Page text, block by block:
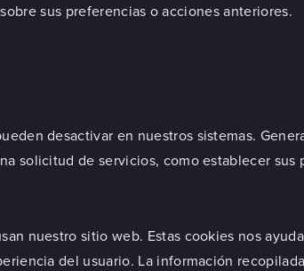
sus preferencias o acciones anteriores.
desactivar en nuestros sistemas.
solicitud de servicios, como establecer sus
nuestro sitio web. Estas cookies nos
del usuario. La información